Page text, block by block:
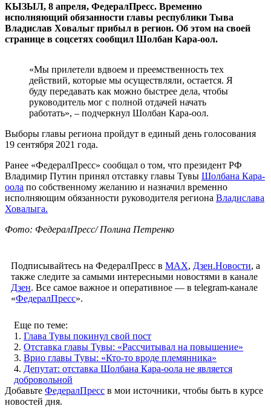
КЫЗЫЛ, 8 апреля, ФедералПресс. Временно
исполняющий обязанности главы республики Тыва
Владислав Ховалыг прибыл в регион. Об этом на своей
странице в соцсетях сообщил Шолбан Кара-оол.
«Мы прилетели вдвоем и преемственность тех
действий, которые мы осуществляли, остается. Я
буду передавать как можно быстрее дела, чтобы
руководитель мог с полной отдачей начать
работать», – подчеркнул Шолбан Кара-оол.
Выборы главы региона пройдут в единый день голосования
19 сентября 2021 года.
Ранее «ФедералПресс» сообщал о том, что президент РФ
Владимир Путин принял отставку главы Тувы Шолбана Кара-
оола по собственному желанию и назначил временно
исполняющим обязанности руководителя региона Владислава
Ховалыга.
Фото: ФедералПресс/ Полина Петренко
Подписывайтесь на ФедералПресс в МАХ, Дзен.Новости, а
также следите за самыми интересными новостями в канале
Дзен. Все самое важное и оперативное — в telegram-канале
«ФедералПресс».
Еще по теме:
1. Глава Тувы покинул свой пост
2. Отставка главы Тувы: «Рассчитывал на повышение»
3. Врио главы Тувы: «Кто-то вроде племянника»
4. Депутат: отставка Шолбана Кара-оола не является
добровольной
Добавьте ФедералПресс в мои источники, чтобы быть в курсе
новостей дня.